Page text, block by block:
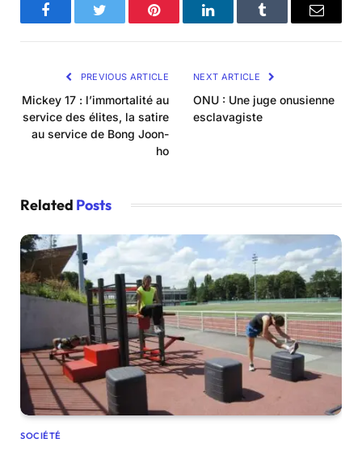
FacebookTwitter Pinterest LinkedInTumblr Email
PREVIOUS ARTICLE
Mickey 17 : l’immortalité au
service des élites, la satire
au service de Bong Joon-
ho
NEXT ARTICLE
ONU : Une juge onusienne
esclavagiste
Related Posts
SOCIÉTÉ